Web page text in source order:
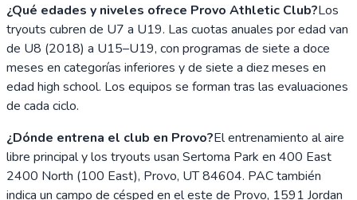
¿Qué edades y niveles ofrece Provo Athletic Club?Los
tryouts cubren de U7 a U19. Las cuotas anuales por edad van
de U8 (2018) a U15–U19, con programas de siete a doce
meses en categorías inferiores y de siete a diez meses en
edad high school. Los equipos se forman tras las evaluaciones
de cada ciclo.
¿Dónde entrena el club en Provo?El entrenamiento al aire
libre principal y los tryouts usan Sertoma Park en 400 East
2400 North (100 East), Provo, UT 84604. PAC también
indica un campo de césped en el este de Provo, 1591 Jordan